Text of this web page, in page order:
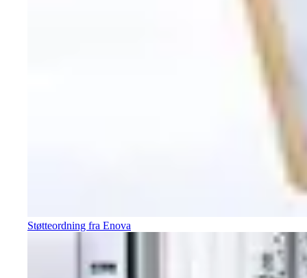
Støtteordning fra Enova